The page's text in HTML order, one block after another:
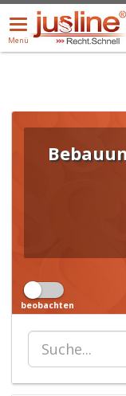
Menü
öffnen/schließen
Menü
ALLE
beobachten